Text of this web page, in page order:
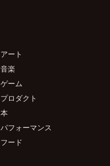
アート
音楽
ゲーム
プロダクト
本
パフォーマンス
フード